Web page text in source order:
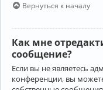
Вернуться к началу
Как мне
сообщение?
Если вы не являетесь
конференции, вы